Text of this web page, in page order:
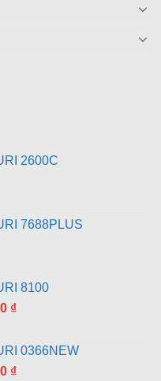
2600C
7688PLUS
8100
₫.
₫Giá
là:
7,690,000 ₫.
0366NEW
₫Giá